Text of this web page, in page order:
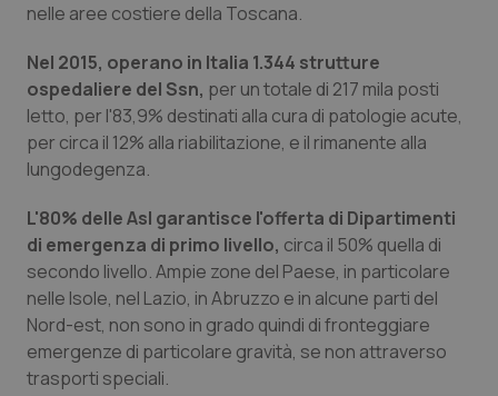
nelle aree costiere della Toscana.
Nel 2015, operano in Italia 1.344 strutture
ospedaliere del Ssn, per un totale di 217 mila posti
letto, per l'83,9% destinati alla cura di patologie acute,
per circa il 12% alla riabilitazione, e il rimanente alla
lungodegenza.
L'80% delle Asl garantisce l'offerta di Dipartimenti
di emergenza di primo livello, circa il 50% quella di
secondo livello. Ampie zone del Paese, in particolare
nelle Isole, nel Lazio, in Abruzzo e in alcune parti del
Nord-est, non sono in grado quindi di fronteggiare
emergenze di particolare gravità, se non attraverso
trasporti speciali.